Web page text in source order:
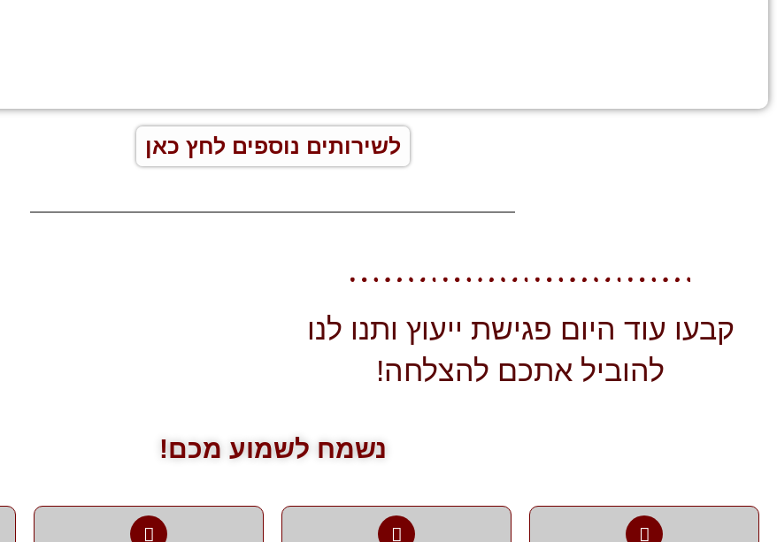
לשירותים נוספים לחץ כאן
קבעו עוד היום פגישת ייעוץ ותנו לנו
להוביל אתכם להצלחה!
נשמח לשמוע מכם!